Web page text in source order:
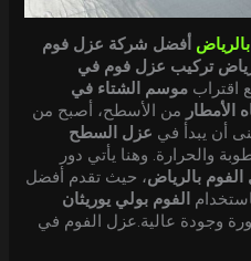
أفضل شركة عزل فوم
تركيب عزل فوم في
اقترابموسم الشتاء في
الأمطار من الأسطح، أصبح من
أن يبدأ في عزل السطح
والحرارة. وهنا يأتي دور
بالرياض، حيث تقدم أفضل
الفوم بولي يوريثان
وجودة عالية.عزل الفوم في